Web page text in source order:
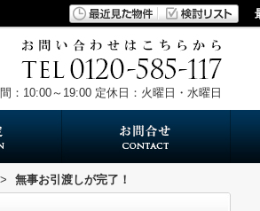
：10:00～19:00 定休日：火曜日・水曜日
> 無事お引渡しが完了！